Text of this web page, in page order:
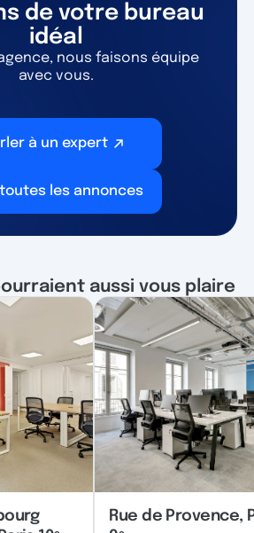
de votre bureau
idéal
nous faisons équipe
avec vous.
à un expert
les annonces
aussi vous plaire
Rue de Provence,